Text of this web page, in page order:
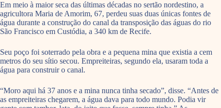
Em meio à maior seca das últimas décadas no sertão nordestino, a
agricultora Maria de Amorim, 67, perdeu suas duas únicas fontes de
água durante a construção do canal da transposição das águas do rio
São Francisco em Custódia, a 340 km de Recife.
Seu poço foi soterrado pela obra e a pequena mina que existia a cem
metros do seu sítio secou. Empreiteiras, segundo ela, usaram toda a
água para construir o canal.
“Moro aqui há 37 anos e a mina nunca tinha secado”, disse. “Antes de
as empreiteiras chegarem, a água dava para todo mundo. Podia vir